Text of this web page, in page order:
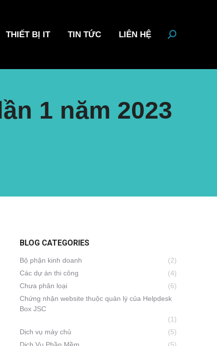
THIẾT BỊ IT TIN TỨC LIÊN HỆ Search:
1 năm 2023
BLOG CATEGORIES
Bộ phận kinh doanh
(2)
Các dự án thi công
(4)
Chưa phân loại
(6)
Chứng nhận website thuộc quản lý của Helpdesk
Box JSC
(1)
Dịch vụ máy chủ
(5)